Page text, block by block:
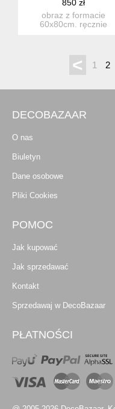
850 zł
obraz z formacie
60x80cm. ręcznie
< 1 2
DECOBAZAAR
O nas
Biuletyn
Dane osobowe
Pliki Cookies
POMOC
Jak kupować
Jak sprzedawać
Kontakt
Sprzedawaj w DecoBazaar
PŁATNOŚCI